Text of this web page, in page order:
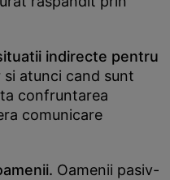
indirecte pentru
si atunci cand sunt
confruntarea
comunicare
Oamenii pasiv-